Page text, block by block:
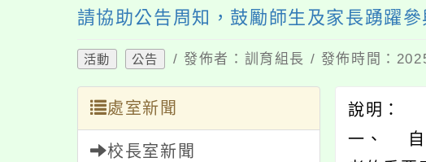
請協助公告周知，鼓勵師生及家長踴躍
活動 公告 / 發佈者：訓育組長 / 發佈時間：
處室新聞
校長室新聞
說明：
一、 自